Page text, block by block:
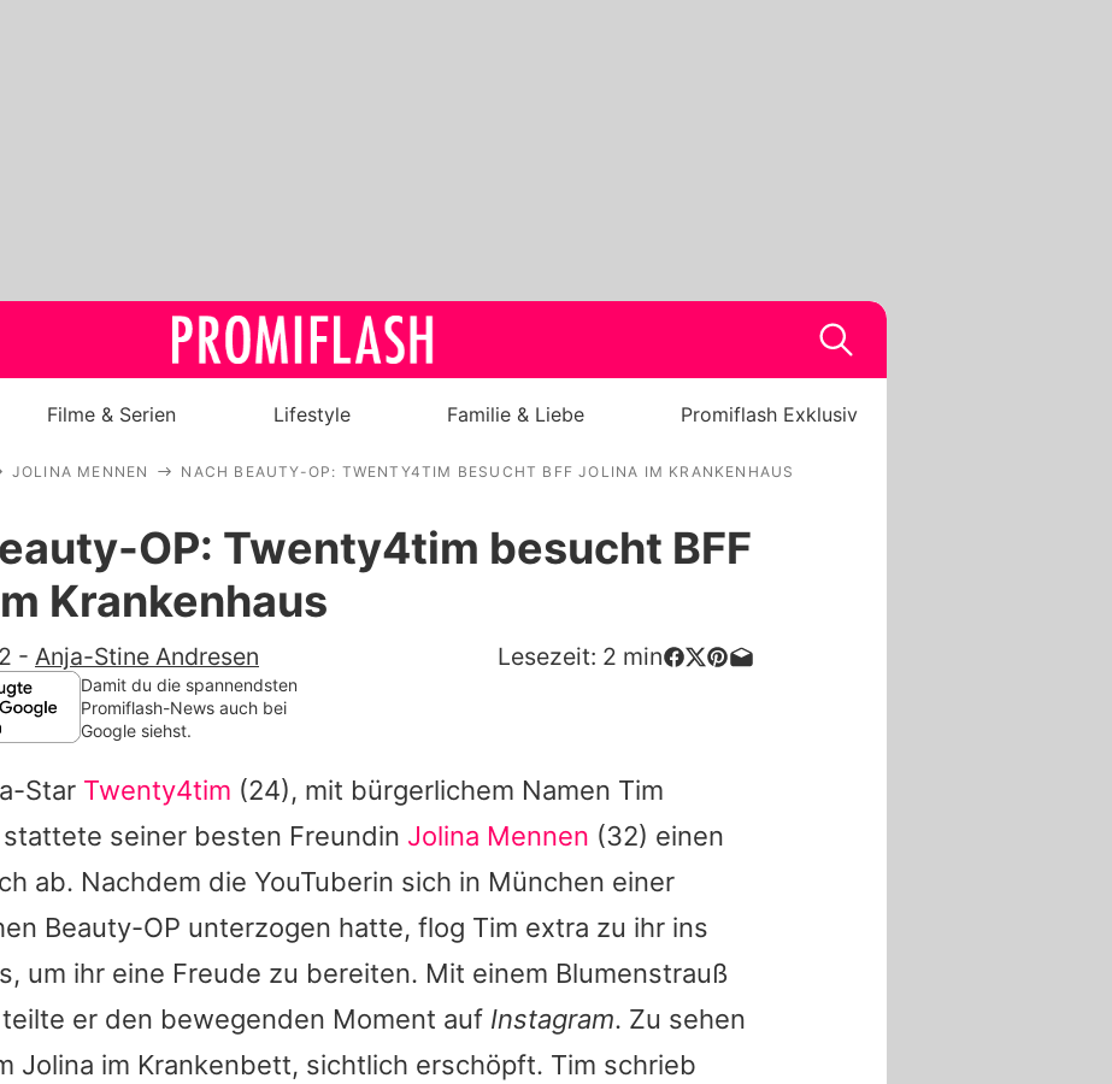
Royals
Filme & Serien
Familie & Liebe
Alle Themen auf Promiflash
App runterladen
Team
Redaktionelle Richtlinien
Impressum
Filme & Serien Lifestyle Familie & Liebe Promiflash Exklusiv
JOLINA MENNEN NACH BEAUTY-OP: TWENTY4TIM BESUCHT BFF JOLINA IM KRANKENHAUS
OP: Twenty4tim besucht BFF
Krankenhaus
- Anja-Stine Andresen Lesezeit: 2 min
Damit du die spannendsten
Promiflash-News auch bei
Google siehst.
Star Twenty4tim (24), mit bürgerlichem Namen Tim
stattete seiner besten Freundin Jolina Mennen (32) einen
ab. Nachdem die YouTuberin sich in München einer
Beauty-OP unterzogen hatte, flog Tim extra zu ihr ins
um ihr eine Freude zu bereiten. Mit einem Blumenstrauß
er den bewegenden Moment auf Instagram. Zu sehen
Jolina im Krankenbett, sichtlich erschöpft. Tim schrieb